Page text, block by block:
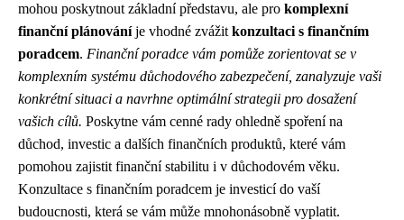
mohou poskytnout základní představu, ale pro komplexní
finanční plánováníje vhodné zvážit konzultaci s finančním
poradcem. Finanční poradce vám pomůže zorientovat se v
komplexním systému důchodového zabezpečení, zanalyzuje vaši
konkrétní situaci a navrhne optimální strategii pro dosažení
vašich cílů. Poskytne vám cenné rady ohledně spoření na
důchod, investic a dalších finančních produktů, které vám
pomohou zajistit finanční stabilitu i v důchodovém věku.
Konzultace s finančním poradcem je investicí do vaší
budoucnosti, která se vám může mnohonásobně vyplatit.